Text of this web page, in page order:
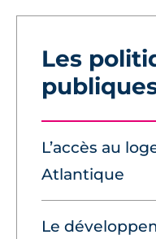
Les
L’accès au
Atlantique
Le